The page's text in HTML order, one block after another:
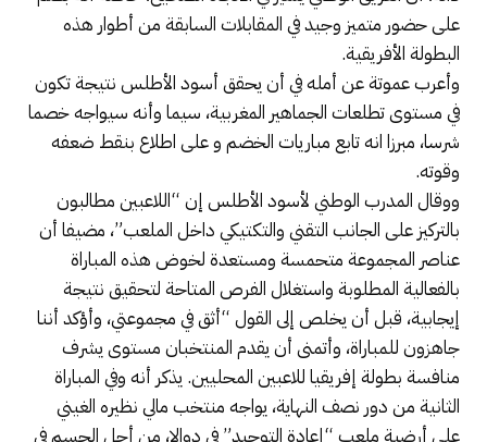
على حضور متميز وجيد في المقابلات السابقة من أطوار هذه
البطولة الأفريقية.
وأعرب عموتة عن أمله في أن يحقق أسود الأطلس نتيجة تكون
في مستوى تطلعات الجماهير المغربية، سيما وأنه سيواجه خصما
شرسا، مبرزا انه تابع مباريات الخضم و على اطلاع بنقط ضعفه
وقوته.
ووقال المدرب الوطني لأسود الأطلس إن “اللاعبين مطالبون
بالتركيز على الجانب التقني والتكتيكي داخل الملعب”، مضيفا أن
عناصر المجموعة متحمسة ومستعدة لخوض هذه المباراة
بالفعالية المطلوبة واستغلال الفرص المتاحة لتحقيق نتيجة
إيجابية، قبل أن يخلص إلى القول “أثق في مجموعتي، وأؤكد أننا
جاهزون للمباراة، وأتمنى أن يقدم المنتخبان مستوى يشرف
منافسة بطولة إفريقيا للاعبين المحليين. يذكر أنه وفي المباراة
الثانية من دور نصف النهاية، يواجه منتخب مالي نظيره الغيني
على أرضية ملعب “إعادة التوحيد” في دوالا، من أجل الحسم في